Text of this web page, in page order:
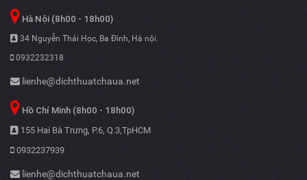
Hà Nội (8h00 - 18h00)
34 Nguyễn Thái Học, Ba Đình, Hà nội.
0932232318
lienhe@dichthuatchaua.net
Hồ Chí Minh (8h00 - 18h00)
155 Hai Bà Trưng, P.6, Q.3,TpHCM
0932237939
lienhe@dichthuatchaua.net